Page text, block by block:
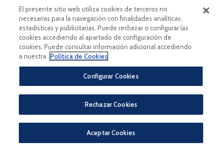
El presente sitio web utiliza cookies de terceros no
necesarias para la navegación con finalidades analíticas,
estadísticas y publicitarias. Puede rechazar o configurar las
cookies accediendo al apartado de configuración de
cookies. Puede consultar información adicional accediendo
a nuestra
Política de Cookies
Configurar Cookies
Rechazar Cookies
Aceptar Cookies